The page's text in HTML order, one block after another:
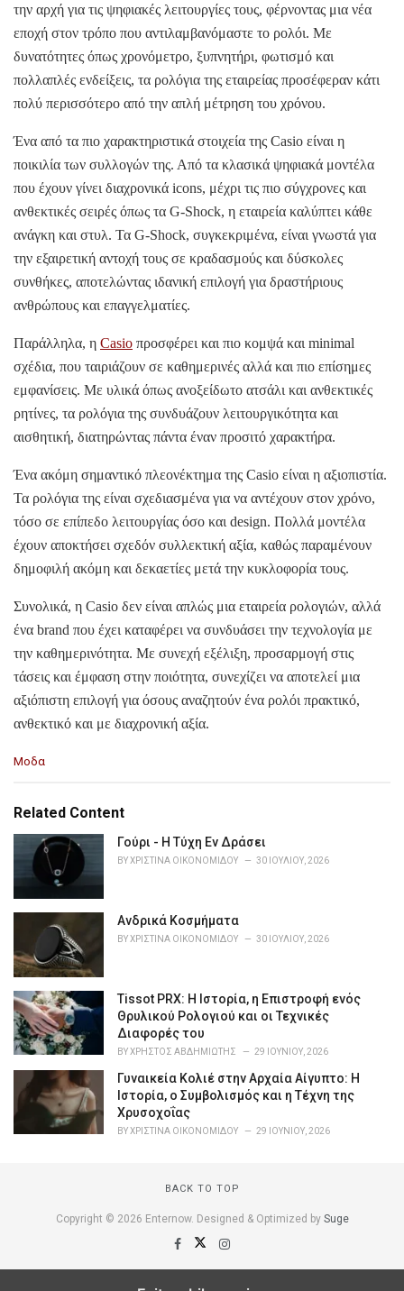
την αρχή για τις ψηφιακές λειτουργίες τους, φέρνοντας μια νέα
εποχή στον τρόπο που αντιλαμβανόμαστε το ρολόι. Με
δυνατότητες όπως χρονόμετρο, ξυπνητήρι, φωτισμό και
πολλαπλές ενδείξεις, τα ρολόγια της εταιρείας προσέφεραν κάτι
πολύ περισσότερο από την απλή μέτρηση του χρόνου.
Ένα από τα πιο χαρακτηριστικά στοιχεία της Casio είναι η
ποικιλία των συλλογών της. Από τα κλασικά ψηφιακά μοντέλα
που έχουν γίνει διαχρονικά icons, μέχρι τις πιο σύγχρονες και
ανθεκτικές σειρές όπως τα G-Shock, η εταιρεία καλύπτει κάθε
ανάγκη και στυλ. Τα G-Shock, συγκεκριμένα, είναι γνωστά για
την εξαιρετική αντοχή τους σε κραδασμούς και δύσκολες
συνθήκες, αποτελώντας ιδανική επιλογή για δραστήριους
ανθρώπους και επαγγελματίες.
Παράλληλα, η Casio προσφέρει και πιο κομψά και minimal
σχέδια, που ταιριάζουν σε καθημερινές αλλά και πιο επίσημες
εμφανίσεις. Με υλικά όπως ανοξείδωτο ατσάλι και ανθεκτικές
ρητίνες, τα ρολόγια της συνδυάζουν λειτουργικότητα και
αισθητική, διατηρώντας πάντα έναν προσιτό χαρακτήρα.
Ένα ακόμη σημαντικό πλεονέκτημα της Casio είναι η αξιοπιστία.
Τα ρολόγια της είναι σχεδιασμένα για να αντέχουν στον χρόνο,
τόσο σε επίπεδο λειτουργίας όσο και design. Πολλά μοντέλα
έχουν αποκτήσει σχεδόν συλλεκτική αξία, καθώς παραμένουν
δημοφιλή ακόμη και δεκαετίες μετά την κυκλοφορία τους.
Συνολικά, η Casio δεν είναι απλώς μια εταιρεία ρολογιών, αλλά
ένα brand που έχει καταφέρει να συνδυάσει την τεχνολογία με
την καθημερινότητα. Με συνεχή εξέλιξη, προσαρμογή στις
τάσεις και έμφαση στην ποιότητα, συνεχίζει να αποτελεί μια
αξιόπιστη επιλογή για όσους αναζητούν ένα ρολόι πρακτικό,
ανθεκτικό και με διαχρονική αξία.
C
e
r
Μοδα
Related Content
Γούρι - Η Τύχη Εν Δράσει
BYΧΡΙΣΤΊΝΑ ΟΙΚΟΝΟΜΊΔΟΥ 30 ΙΟΥΛΊΟΥ, 2026
Ανδρικά Κοσμήματα
BYΧΡΙΣΤΊΝΑ ΟΙΚΟΝΟΜΊΔΟΥ 30 ΙΟΥΛΊΟΥ, 2026
Tissot PRX: Η Ιστορία, η Επιστροφή ενός
Θρυλικού Ρολογιού και οι Τεχνικές
Διαφορές του
BYΧΡΉΣΤΟΣ ΑΒΔΗΜΙΏΤΗΣ 29 ΙΟΥΝΊΟΥ, 2026
Γυναικεία Κολιέ στην Αρχαία Αίγυπτο: Η
Ιστορία, ο Συμβολισμός και η Τέχνη της
Χρυσοχοΐας
BYΧΡΙΣΤΊΝΑ ΟΙΚΟΝΟΜΊΔΟΥ 29 ΙΟΥΝΊΟΥ, 2026
BACK TO TOP
Copyright © 2026 Enternow. Designed & Optimized by Suge